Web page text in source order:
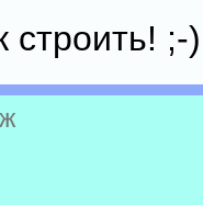
;-)
ж